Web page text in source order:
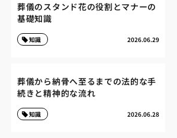
葬儀のスタンド花の役割とマナーの
基礎知識
2026.06.29
知識
葬儀から納骨へ至るまでの法的な手
続きと精神的な流れ
2026.06.28
知識